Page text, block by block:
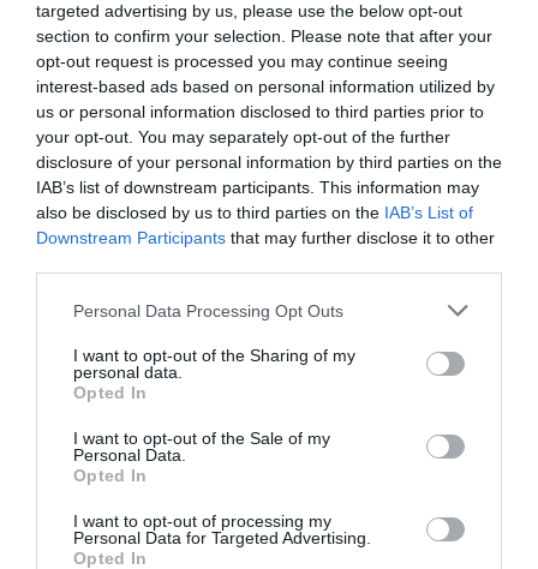
targeted advertising by us, please use the below opt-out
section to confirm your selection. Please note that after your
opt-out request is processed you may continue seeing
interest-based ads based on personal information utilized by
us or personal information disclosed to third parties prior to
your opt-out. You may separately opt-out of the further
disclosure of your personal information by third parties on the
IAB’s list of downstream participants. This information may
also be disclosed by us to third parties on the IAB’s List of
Downstream Participants that may further disclose it to other
Personal Data Processing Opt Outs
I want to opt-out of the Sharing of my
personal data.
Opted In
I want to opt-out of the Sale of my
Personal Data.
Opted In
I want to opt-out of processing my
Personal Data for Targeted Advertising.
Opted In
Νέοι Διαγωνισμοί❯
Tags
POP - ROCK - ALTERNATIVE
SOUL - HIP HOP - RNB
ΣΥΝΑΥΛΙΕΣ 2024
Newsletter
Κάθε βδομάδα στο e-mail σας τα τελευταία νέα για
την Τέχνη και τον Πολιτισμό!
Ακολουθήστε το Culturenow.gr